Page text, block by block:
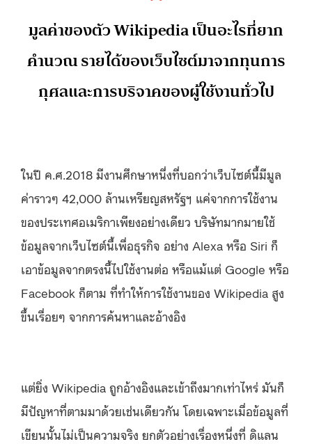
มูลค่าของตัว Wikipedia เป็นอะไรที่ยาก
คำนวณ รายได้ของเว็บไซต์มาจากทุนการ
กุศลและการบริจาคของผู้ใช้งานทั่วไป
ในปี ค.ศ.2018 มีงานศึกษาหนึ่งที่บอกว่าเว็บไซต์นี้มีมูล
ค่าราวๆ 42,000 ล้านเหรียญสหรัฐฯ แค่จากการใช้งาน
ของประเทศอเมริกาเพียงอย่างเดียว บริษัทมากมายใช้
ข้อมูลจากเว็บไซต์นี้เพื่อธุรกิจ อย่าง Alexa หรือ Siri ก็
เอาข้อมูลจากตรงนี้ไปใช้งานต่อ หรือแม้แต่ Google หรือ
Facebook ก็ตาม ที่ทำให้การใช้งานของ Wikipedia สูง
ขึ้นเรื่อยๆ จากการค้นหาและอ้างอิง
แต่ยิ่ง Wikipedia ถูกอ้างอิงและเข้าถึงมากเท่าไหร่ มันก็
มีปัญหาที่ตามมาด้วยเช่นเดียวกัน โดยเฉพาะเมื่อข้อมูลที่
เขียนนั้นไม่เป็นความจริง ยกตัวอย่างเรื่องหนึ่งที่ ดิแลน